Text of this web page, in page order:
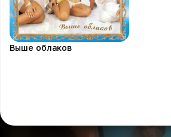
Выше облаков